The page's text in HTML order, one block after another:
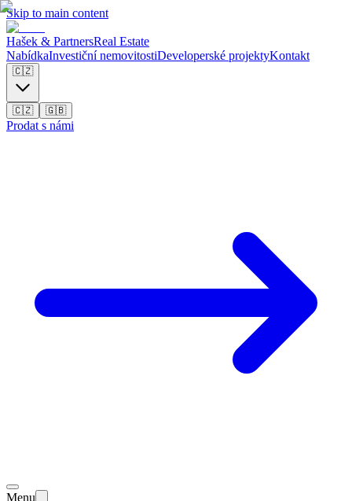
Skip to main content
Hašek & PartnersReal Estate
NabídkaInvestiční nemovitostiDeveloperské projektyKontakt
🇨🇿
🇨🇿 🇬🇧
Prodat s námi
Menu